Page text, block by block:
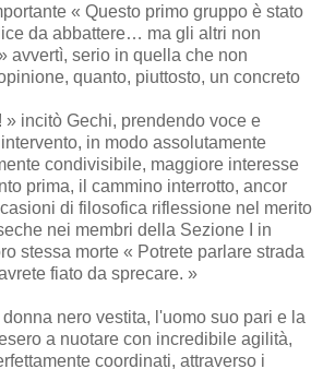
« Questo primo gruppo è stato
da abbattere… ma gli altri non
avvertì, serio in quella che non
quanto, piuttosto, un concreto
incitò Gechi, prendendo voce e
in modo assolutamente
condivisibile, maggiore interesse
prima, il cammino interrotto, ancor
di filosofica riflessione nel merito
nei membri della Sezione I in
stessa morte « Potrete parlare strada
fiato da sprecare. »
nero vestita, l'uomo suo pari e la
a nuotare con incredibile agilità,
coordinati, attraverso i